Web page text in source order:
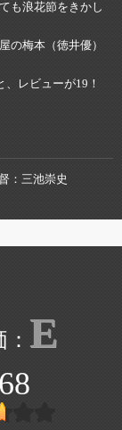
も浪花節をきかし
の梅本（徳井優）
レビューが19！
三池崇史
E